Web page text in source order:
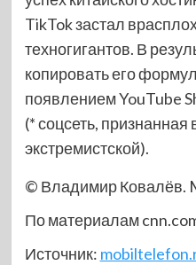
TikTok застал
техногигантов. В
копировать его
появлением YouTube
(* соцсеть, признанная
экстремистской).
© Владимир Ковалёв.
По материалам
Источник: